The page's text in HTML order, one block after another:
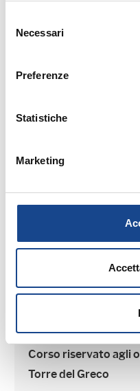
delNecessari
Preferenze
Statistiche
Marketing
divorzio
Corso riservato agli
01/09/2026
TORRE DEL
Corso riservato agli
Torre del Greco